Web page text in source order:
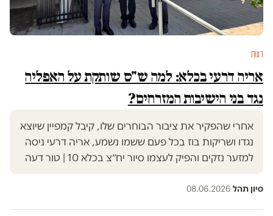
דעות
אריה דרעי בכלא: למה ש"ס שותקת על האפליה
נגד בני הישיבות המזרחים?
אחרי שהפקיר את ציבור הבוחרים שלו, קיבל קמפיין שיוצא
נגדו ושריקות בוז בכל פעם ששמו נשמע, אריה דרעי ניסה
למזער נזקים והפיק לעצמו סיור יח״צ בכלא 10 | טור דעה
סיון תהל·
08.06.2026